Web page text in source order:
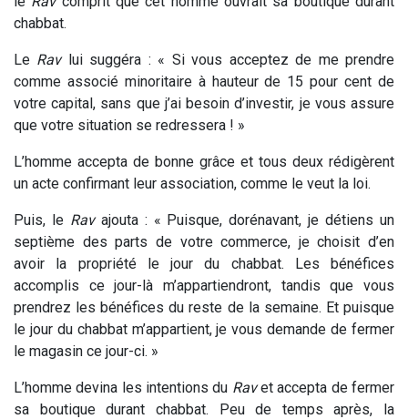
chabbat.
Le Rav lui suggéra : « Si vous acceptez de me prendre
comme associé minoritaire à hauteur de 15 pour cent de
votre capital, sans que j’ai besoin d’investir, je vous assure
que votre situation se redressera ! »
L’homme accepta de bonne grâce et tous deux rédigèrent
un acte confirmant leur association, comme le veut la loi.
Puis, le Rav ajouta : « Puisque, dorénavant, je détiens un
septième des parts de votre commerce, je choisit d’en
avoir la propriété le jour du chabbat. Les bénéfices
accomplis ce jour-là m’appartiendront, tandis que vous
prendrez les bénéfices du reste de la semaine. Et puisque
le jour du chabbat m’appartient, je vous demande de fermer
le magasin ce jour-ci. »
L’homme devina les intentions du Ravet accepta de fermer
sa boutique durant chabbat. Peu de temps après, la